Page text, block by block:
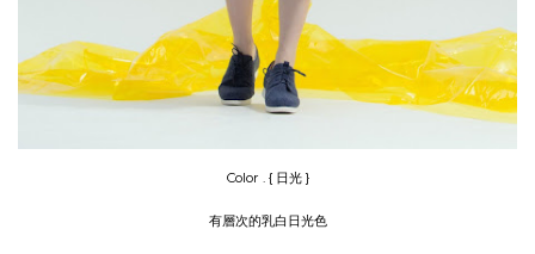
Color . { 日光 }
有層次的乳白日光色